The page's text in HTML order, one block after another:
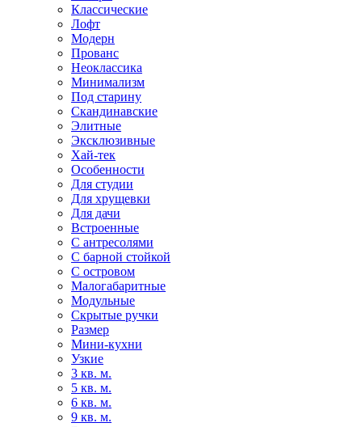
Классические
Лофт
Модерн
Прованс
Неоклассика
Минимализм
Под старину
Скандинавские
Элитные
Эксклюзивные
Хай-тек
Особенности
Для студии
Для хрущевки
Для дачи
Встроенные
С антресолями
С барной стойкой
С островом
Малогабаритные
Модульные
Скрытые ручки
Размер
Мини-кухни
Узкие
3 кв. м.
5 кв. м.
6 кв. м.
9 кв. м.